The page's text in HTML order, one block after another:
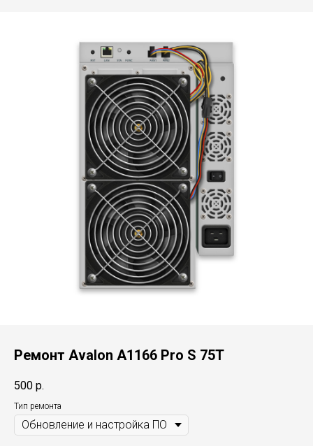
Ремонт Avalon A1166 Pro S 75T
500 р.
Тип ремонта